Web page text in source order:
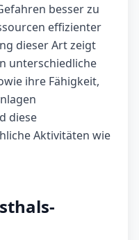
besser zu
effizienter
dieser Art zeigt
unterschiedliche
ihre Fähigkeit,
diese
Aktivitäten wie